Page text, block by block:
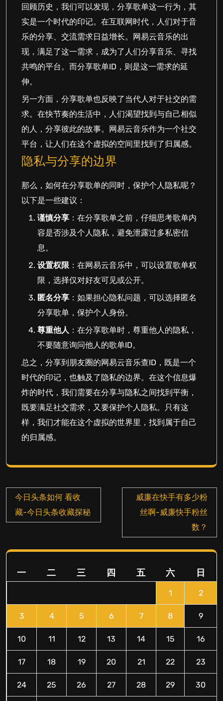
回顾历史，我们可以发现，分享歌单这一行为，其
实是一个时代的印记。在互联网时代，人们对于音
乐的分享、交流需求日益增长。网易云音乐的出
现，满足了这一需求，成为了人们分享音乐、寻找
共鸣的平台。而分享歌单ID，则是这一需求的延
伸。
另一方面，分享歌单也反映了当代人对于社交的需
求。在快节奏的生活中，人们渴望找到与自己相似
的人，分享彼此的故事。网易云音乐作为一个社交
平台，让人们在这个虚拟的空间里找到了归属感。
隐私与分享的边界
那么，如何在分享歌单的同时，保护个人隐私呢？
以下是一些建议：
谨慎分享 ：在分享歌单之前，仔细思考歌单内
容是否涉及个人隐私，避免泄露过多私密信
息。
设置权限 ：在网易云音乐中，可以设置歌单权
限，选择仅对好友可见或公开。
匿名分享 ：如果担心隐私问题，可以选择匿名
分享歌单，保护个人身份。
尊重他人 ：在分享歌单时，尊重他人的隐私，
不要随意询问他人的歌单ID。
总之，分享到朋友圈的网易云音乐查ID，既是一个
时代的印记，也触及了隐私的边界。在这个信息爆
炸的时代，我们需要在分享与隐私之间找到平衡，
既要满足社交需求，又要保护个人隐私。只有这
样，我们才能在这个虚拟的世界里，找到属于自己
的归属感。
文
章
导
今日头条如何 看收
藏-今日头条收藏探秘
威廉在快手有多少粉
丝啊-威廉快手粉丝
数？
一 二 三 四 五 六 日
1 2
3 4 5 6 7 8 9
10 11 12 13 14 15 16
17 18 19 20 21 22 23
24 25 26 27 28 29 30